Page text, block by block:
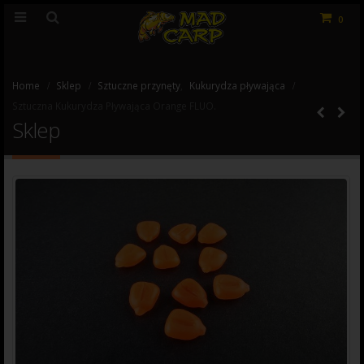
0
Home Sklep Sztuczne przynęty
Kukurydza pływająca
Sklep